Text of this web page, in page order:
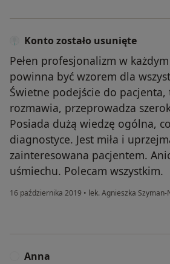
Konto zostało usunięte
Pełen profesjonalizm w
powinna być wzorem dla
Świetne podejście do pacjenta,
rozmawia, przeprowadza
Posiada dużą wiedzę ogólna,
diagnostyce. Jest miła i
zainteresowana pacjentem.
uśmiechu. Polecam wszystkim.
16 października 2019 • lek. Agnieszka Szyman-
Anna